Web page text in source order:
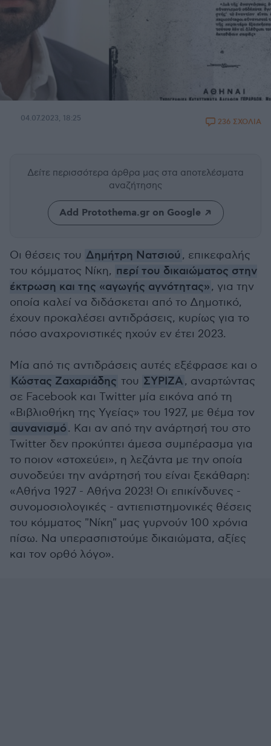
04.07.2023, 18:25 236 ΣΧΟΛΙΑ
Δείτε περισσότερα άρθρα μας στα αποτελέσματα
αναζήτησης
Add Protothema.gr on Google
Οι θέσεις του Δημήτρη Νατσιού , επικεφαλής
του κόμματος Νίκη, περί του δικαιώματος στην
έκτρωση και της «αγωγής αγνότητας», για την
οποία καλεί να διδάσκεται από το Δημοτικό,
έχουν προκαλέσει αντιδράσεις, κυρίως για το
πόσο αναχρονιστικές ηχούν εν έτει 2023.
Μία από τις αντιδράσεις αυτές εξέφρασε και ο
Κώστας Ζαχαριάδης του ΣΥΡΙΖΑ, αναρτώντας
σε Facebook και Twitter μία εικόνα από τη
«Βιβλιοθήκη της Υγείας» του 1927, με θέμα τον
αυνανισμό. Και αν από την ανάρτησή του στο
Twitter δεν προκύπτει άμεσα συμπέρασμα για
το ποιον «στοχεύει», η λεζάντα με την οποία
συνοδεύει την ανάρτησή του είναι ξεκάθαρη:
«Αθήνα 1927 - Αθήνα 2023! Οι επικίνδυνες -
συνομοσιολογικές - αντιεπιστημονικές θέσεις
του κόμματος "Νίκη" μας γυρνούν 100 χρόνια
πίσω. Να υπερασπιστούμε δικαιώματα, αξίες
και τον ορθό λόγο».